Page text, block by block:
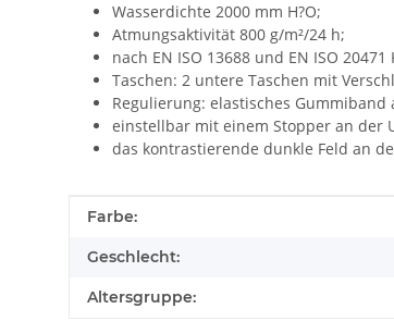
Wasserdichte 2000 mm H?O;
Atmungsaktivität 800 g/m²/24 h;
nach EN ISO 13688 und EN ISO 20471
Taschen: 2 untere Taschen mit
Regulierung: elastisches Gummiband
einstellbar mit einem Stopper an der
das kontrastierende dunkle Feld an
Produkteigenschaft
Wert
Farbe:
Geschlecht:
Altersgruppe: